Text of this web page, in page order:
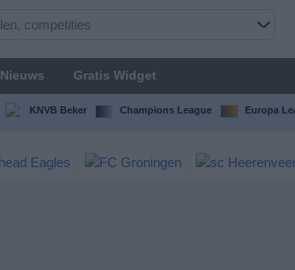
Nieuws Gratis Widget
KNVB Beker Champions League Europa